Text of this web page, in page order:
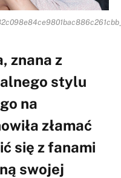
znana z
stylu
na
złamać
się z fanami
swojej